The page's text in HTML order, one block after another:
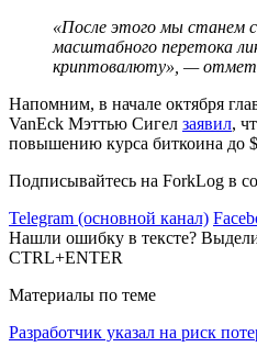
«После этого мы станем
масштабного перетока
криптовалюту», —
Напомним, в начале октября
VanEck Мэттью Сигел заявил,
повышению курса биткоина до
Подписывайтесь на ForkLog в
Telegram (основной канал)
Нашли ошибку в тексте?
CTRL+ENTER
Материалы по теме
Разработчик указал на риск